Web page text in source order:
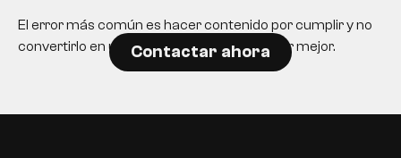
El error más común es hacer contenido por cumplir y no
convertirlo en una herramienta para decidir mejor.
Contactar ahora